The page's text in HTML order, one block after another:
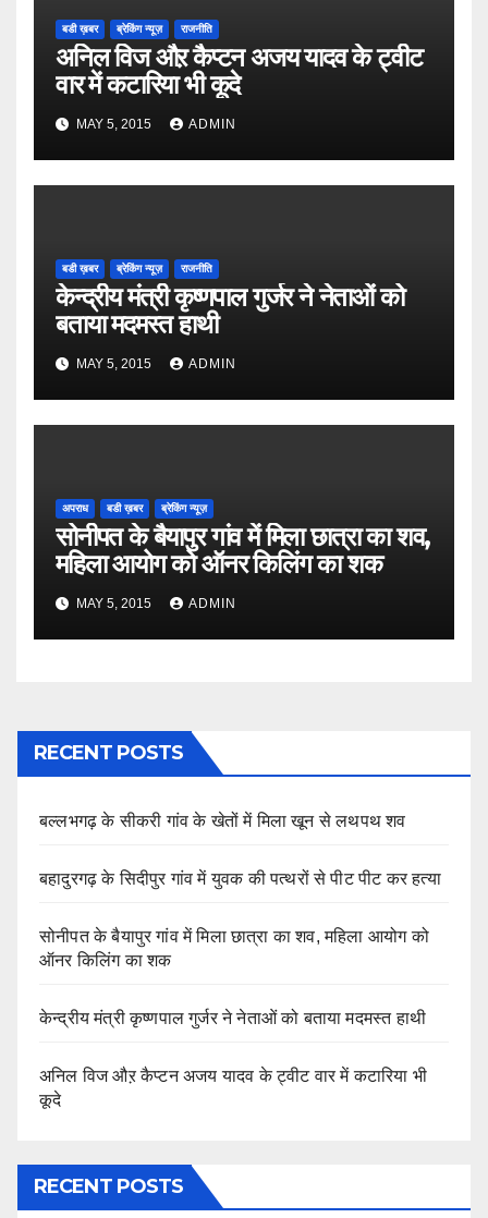
बडी ख़बर ब्रेकिंग न्यूज़ राजनीति
अनिल विज औऱ कैप्टन अजय यादव के ट्वीट
वार में कटारिया भी कूदे
MAY 5, 2015 ADMIN
बडी ख़बर ब्रेकिंग न्यूज़ राजनीति
केन्द्रीय मंत्री कृष्णपाल गुर्जर ने नेताओं को
बताया मदमस्त हाथी
MAY 5, 2015 ADMIN
अपराध बडी ख़बर ब्रेकिंग न्यूज़
सोनीपत के बैयापुर गांव में मिला छात्रा का शव,
महिला आयोग को ऑनर किलिंग का शक
MAY 5, 2015 ADMIN
RECENT POSTS
बल्लभगढ़ के सीकरी गांव के खेतों में मिला खून से लथपथ शव
बहादुरगढ़ के सिदीपुर गांव में युवक की पत्थरों से पीट पीट कर हत्या
सोनीपत के बैयापुर गांव में मिला छात्रा का शव, महिला आयोग को
ऑनर किलिंग का शक
केन्द्रीय मंत्री कृष्णपाल गुर्जर ने नेताओं को बताया मदमस्त हाथी
अनिल विज औऱ कैप्टन अजय यादव के ट्वीट वार में कटारिया भी
कूदे
RECENT POSTS